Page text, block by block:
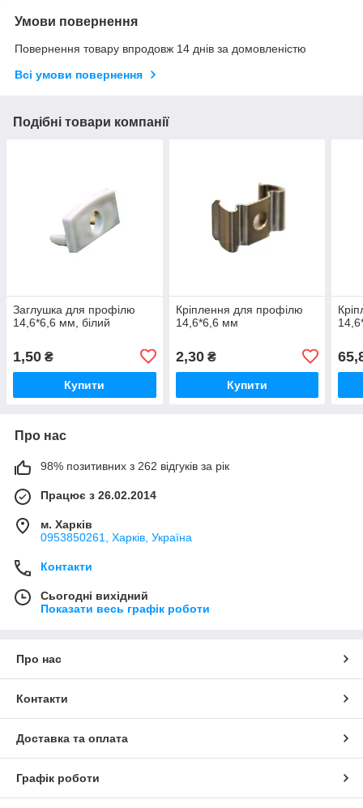
Умови повернення
Повернення товару впродовж 14 днів за домовленістю
Всі умови повернення
Подібні товари компанії
Заглушка для профілю
14,6*6,6 мм, білий
1,50 ₴
Купити
Кріплення для профілю
14,6*6,6 мм
2,30₴
Купити
Про нас
98% позитивних з 262 відгуків за рік
Працює з 26.02.2014
м. Харків
0953850261, Харків, Україна
Контакти
Сьогодні вихідний
Показати весь графік роботи
Про нас
Контакти
Доставка та оплата
Графік роботи